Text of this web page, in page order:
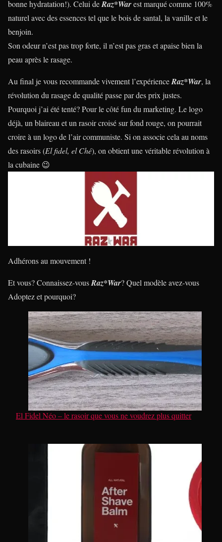
bonne hydratation!). Celui deRaz*Warest marqué comme 100%
naturel avec des essences tel que le bois de santal, la vanille et le
benjoin.
Son odeur n’est pas trop forte, il n’est pas gras et apaise bien la
peau après le rasage.
Au final je vous recommande vivement l’expérienceRaz*War, la
révolution du rasage de qualité passe par des prix justes.
Pourquoi j’ai été tenté? Pour le côté fun du marketing. Le logo
déjà, un blaireau et un rasoir croisé sur fond rouge, on pourrait
croire à un logo de l’air communiste. Si on associe cela au noms
des rasoirs (El fidel, el Ché), on obtient une véritable révolution à
la cubaine 😉
Adhérons au mouvement !
Et vous? Connaissez-vousRaz*War? Quel modèle avez-vous
Adoptez et pourquoi?
El Fidel Néo – le rasoir que vous ne voudrez plus quitter